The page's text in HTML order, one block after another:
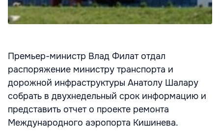
Премьер-министр Влад Филат отдал
распоряжение министру транспорта и
дорожной инфраструктуры Анатолу Шалару
собрать в двухнедельный срок информацию и
представить отчет о проекте ремонта
Международного аэропорта Кишинева.